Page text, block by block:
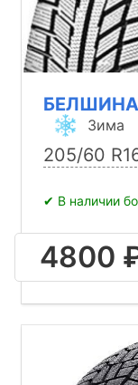
БЕЛШИНА
Зима
205/60
✔ В наличии
4800